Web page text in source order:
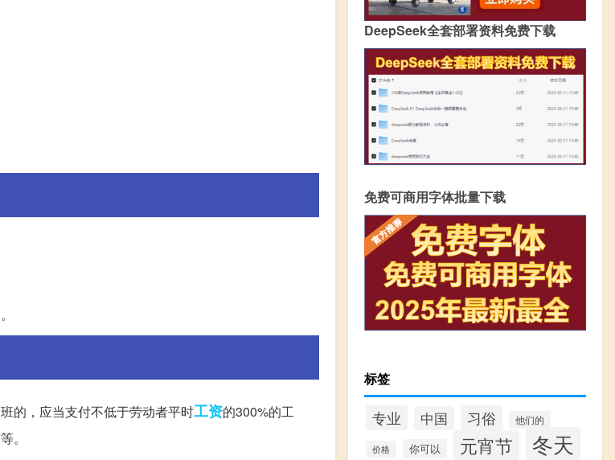
的，应当支付不低于劳动者平时工资的300%的工
。
DeepSeek全套部署资料免费下载
免费可商用字体批量下载
标签
专业 中国 习俗 他们的
价格 你可以 元宵节 冬天